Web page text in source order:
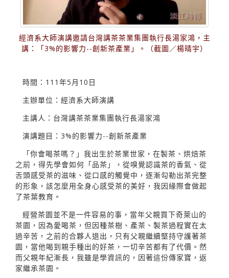
經濟系大師演講邀請台灣講茶茶業集團執行長湯家鴻，主
講：「3%的影響力--創新茶產業」。（截圖／楊晴宇）
時間：111年5月10日
主辦單位：經濟系大師演講
主講人：台灣講茶茶業集團執行長湯家鴻
演講題目：3%的影響力--創新茶產業
「你會喝茶嗎？」我出生於茶業世家，在製茶、烘焙茶
之前，得先學會如何「品茶」，從嗅覺認識茶的香氣、從
舌頭感受茶的滋味、從口感的觸覺中，逐漸勾勒出茶完整
的形象，該怎麼用全身心感受茶的美好，我因緣際會做起
了茶葉教育。
經營茶園並不是一件容易的事，當年父親買下奇萊山的
茶園，因為愛喝茶，但因種茶樹、產茶、製茶過程實在太
過辛苦，之前的合夥人退出，只有父親繼續堅持守護著茶
園，當他喝到親手種出的好茶，一切辛苦都有了代價。然
而父親年紀漸長，我雖是學資訊的，因著這份傳家寶，返
家繼承茶園。